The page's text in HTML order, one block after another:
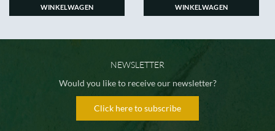
WINKELWAGEN
WINKELWAGEN
NEWSLETTER
Would you like to receive our newsletter?
Click here to subscribe